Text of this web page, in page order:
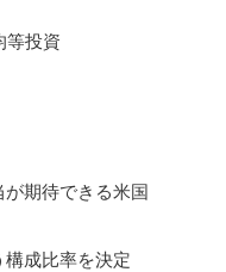
等投資
期待できる米国
成比率を決定